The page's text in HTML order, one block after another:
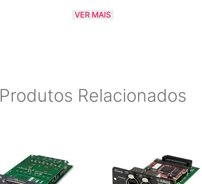
VER MAIS
Produtos Relacionados